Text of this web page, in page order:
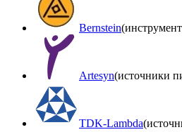
Bernstein
Artesyn(источники
TDK-Lambda